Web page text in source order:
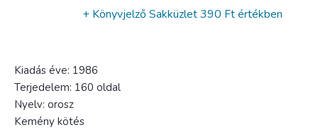
+ Könyvjelző Sakküzlet390 Ft értékben
Kiadás éve: 1986
Terjedelem: 160 oldal
Nyelv: orosz
Kemény kötés